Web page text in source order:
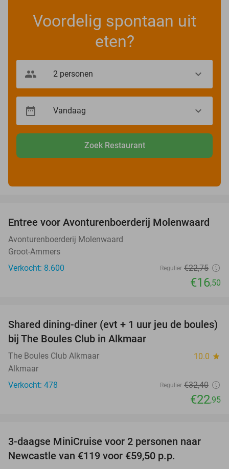
Voordelig spontaan uit
eten?
Zoek Restaurant
27%
Entree voor Avonturenboerderij Molenwaard
Avonturenboerderij Molenwaard
Groot-Ammers
Verkocht: 8.600
Regulier €22,75
€16,50
29%
Shared dining-diner (evt + 1 uur jeu de boules)
bij The Boules Club in Alkmaar
The Boules Club Alkmaar 10.0 star
Alkmaar
Verkocht: 478
Regulier €32,40
€22,95
50%
3-daagse MiniCruise voor 2 personen naar
Newcastle van €119 voor €59,50 p.p.